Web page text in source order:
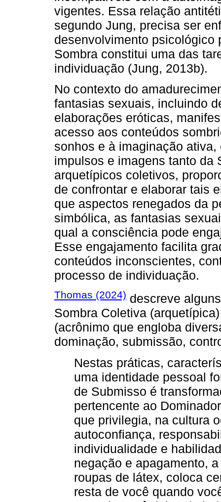
vigentes. Essa relação
segundo Jung, precisa ser
desenvolvimento psicológico
Sombra constitui uma das
individuação (Jung, 2013b).
No contexto do
fantasias sexuais, incluindo
elaborações eróticas,
acesso aos conteúdos
sonhos e à imaginação
impulsos e imagens tanto da
arquetípicos coletivos,
de confrontar e elaborar tais
que aspectos renegados da
simbólica, as fantasias
qual a consciência pode
Esse engajamento facilita
conteúdos inconscientes,
processo de individuação.
Thomas (2024) descreve
Sombra Coletiva
(acrônimo que engloba
dominação, submissão,
Nestas práticas,
uma identidade pessoal
de Submisso é
pertencente ao
que privilegia, na cultura
autoconfiança,
individualidade e
negação e apagamento,
roupas de látex, coloca
resta de você quando